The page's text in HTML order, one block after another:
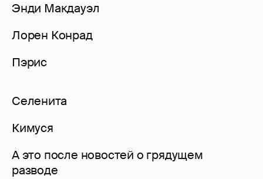
Энди Макдауэл
Лорен Конрад
Пэрис
Селенита
Кимуся
А это после новостей о грядущем
разводе